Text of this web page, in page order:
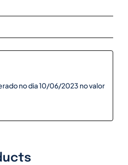
no dia 10/06/2023 no valor